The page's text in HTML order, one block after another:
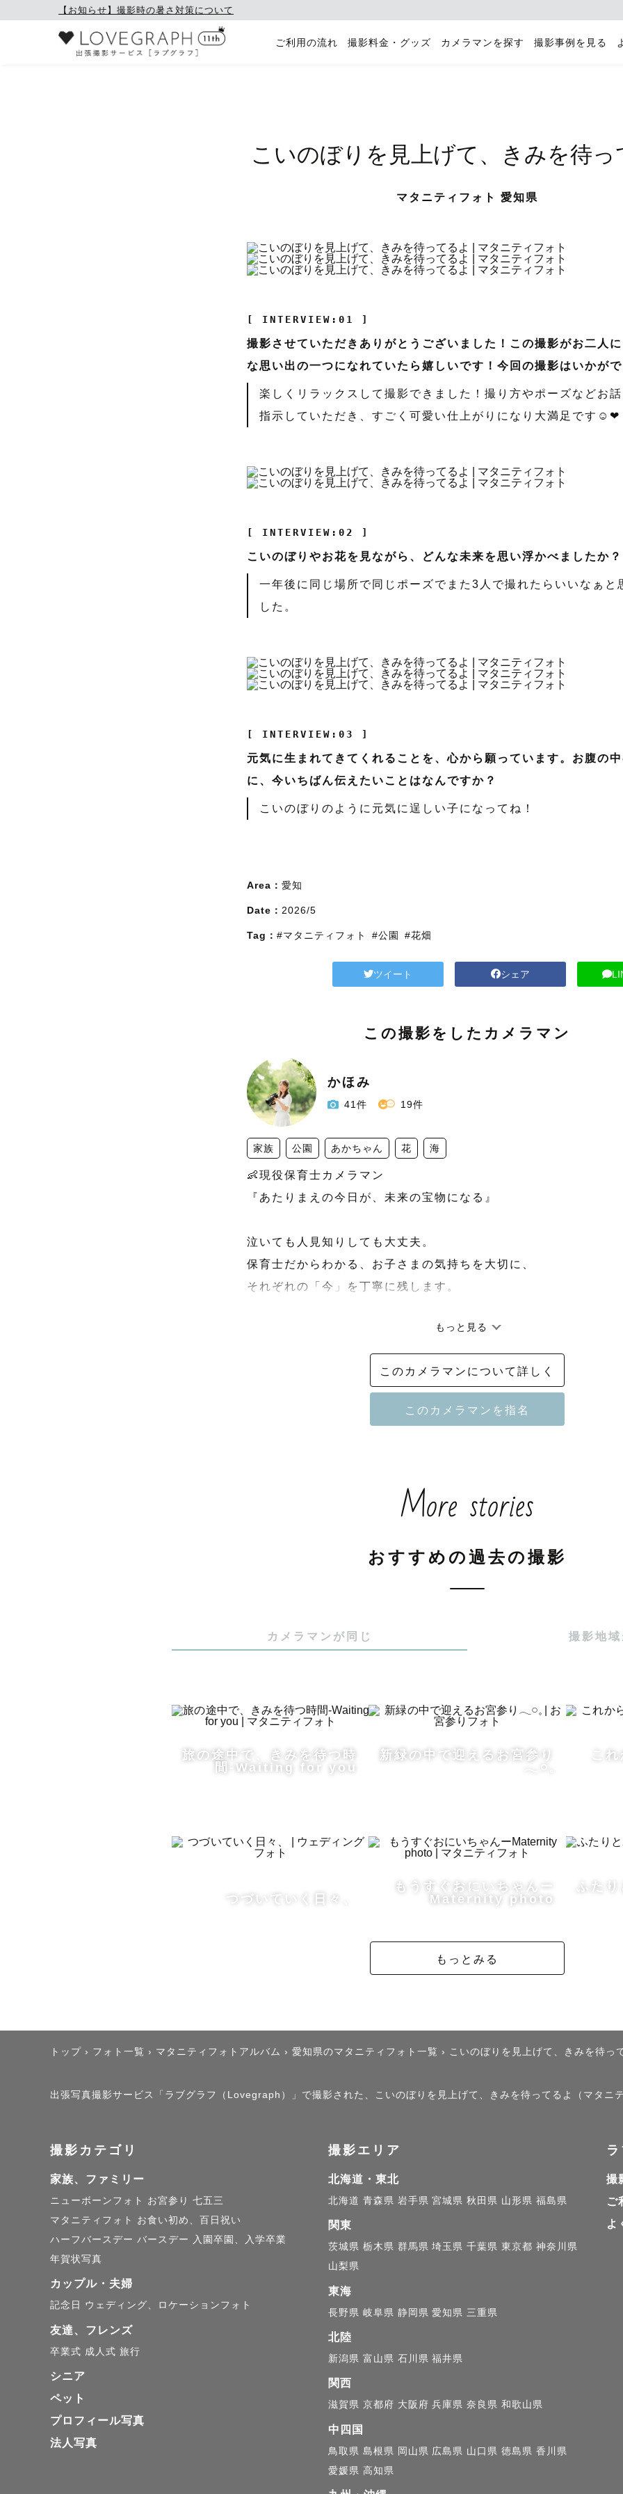
【お知らせ】撮影時の暑さ対策について
ご利用の流れ 撮影料金・グッズ カメラマンを探す 撮影事例を見る
こいのぼりを見上げて、きみを待っ
マタニティフォト 愛知県
[ INTERVIEW:01 ]
撮影させていただきありがとうございました！この撮影がお二人
な思い出の一つになれていたら嬉しいです！今回の撮影はいかが
楽しくリラックスして撮影できました！撮り方やポーズなどお
指示していただき、すごく可愛い仕上がりになり大満足です☺︎❤︎
[ INTERVIEW:02 ]
こいのぼりやお花を見ながら、どんな未来を思い浮かべましたか？
一年後に同じ場所で同じポーズでまた3人で撮れたらいいなぁと
した。
[ INTERVIEW:03 ]
元気に生まれてきてくれることを、心から願っています。お腹の
に、今いちばん伝えたいことはなんですか？
こいのぼりのように元気に逞しい子になってね！
Area： 愛知
Date： 2026/5
Tag： #マタニティフォト #公園 #花畑
ツイート シェア
この撮影をしたカメラマン
かほみ
41件 19件
家族 公園 あかちゃん 花 海
👶現役保育士カメラマン
『あたりまえの今日が、未来の宝物になる』
泣いても人見知りしても大丈夫。
保育士だからわかる、お子さまの気持ちを大切に、
それぞれの「今」を丁寧に残します。
季節の景色ごと残す、引きの写真が好きです。
愛知・岐阜を中心に活動しております。
ファミリー撮影のご依頼が多く、お子様の撮影を得意としており
す。
す。
何気ない会話、ふとした表情、
その場に流れていた空気ごと、そっと思い出せるような一枚を。
私が写真を撮る理由、
「その時間が、どんなふうに生まれたのか」まで残したいと思っ
何年後に見返しても、
「楽しかったね」「あの時こうだったね」と、
その日のやりとりまで思い出せるような、
そんな写真をお届けしたいです。
小さい頃から、ものづくりが好きでした。
ハンドメイドやお菓子づくりなど、
「考えて、形にすること」が、いつもそばにありました。
学生時代には、友達の誕生日や節目に、
サプライズを考えることに夢中になっていました。
どうしたら喜んでくれるかな、
もっと見る
このカメラマンについて詳しく
More stories
おすすめの過去の撮影
カメラマンが同じ 撮影地
旅の途中で、きみを待つ時
間-Waiting for you
新緑の中で迎えるお宮参り
こ
つづいていく日々、
もうすぐおにいちゃんー
Maternity photo
ふた
もっとみる
トップ › フォト一覧 › マタニティフォトアルバム › 愛知県のマタニティフォト一覧 › こいのぼりを見上げて、きみを待っ
出張写真撮影サービス「ラブグラフ（Lovegraph）」で撮影された、こいのぼりを見上げて、きみを待ってるよ（マタニ
撮影カテゴリ
家族、ファミリー
ニューボーンフォト お宮参り 七五三
マタニティフォト
お食い初め、百日祝い
ハーフバースデー バースデー
入園卒園、入学卒業
年賀状写真
カップル・夫婦
記念日 ウェディング、ロケーションフォト
友達、フレンズ
卒業式 成人式 旅行
シニア
ペット
プロフィール写真
法人写真
撮影エリア
北海道・東北
北海道 青森県 岩手県 宮城県 秋田県 山形県 福島県
関東
茨城県 栃木県 群馬県 埼玉県 千葉県 東京都 神奈川県
山梨県
東海
長野県 岐阜県 静岡県 愛知県 三重県
北陸
新潟県 富山県 石川県 福井県
関西
滋賀県 京都府 大阪府 兵庫県 奈良県 和歌山県
中四国
鳥取県 島根県 岡山県 広島県 山口県 徳島県 香川県
愛媛県 高知県
撮
ご
よ